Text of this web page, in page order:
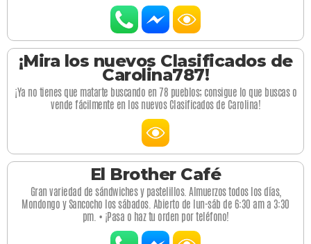
¡Mira los nuevos Clasificados de
Carolina787!
¡Ya no tienes que matarte buscando en 78 pueblos; consigue lo que buscas o
vende fácilmente en los nuevos Clasificados de Carolina!
El Brother Café
Gran variedad de sándwiches y pastelillos. Almuerzos todos los días,
Mondongo y Sancocho los sábados. Abierto de lun-sáb de 6:30 am a 3:30
pm. • ¡Pasa o haz tu orden por teléfono!